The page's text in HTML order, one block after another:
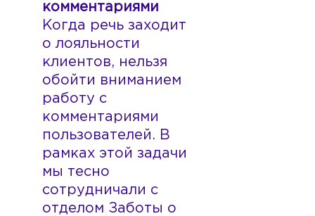
комментариями
Когда речь заходит
о лояльности
клиентов, нельзя
обойти вниманием
работу с
комментариями
пользователей. В
рамках этой задачи
мы тесно
сотрудничали с
отделом Заботы о